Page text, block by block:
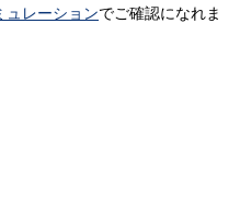
ュレーションでご確認になれま